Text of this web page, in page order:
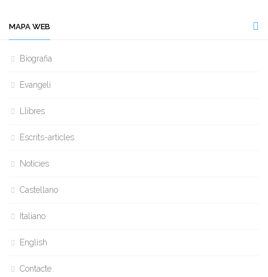
MAPA WEB
Biografia
Evangeli
Llibres
Escrits-articles
Notícies
Castellano
Italiano
English
Contacte